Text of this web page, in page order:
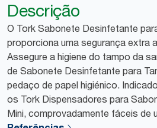
Descrição
O Tork Sabonete Desinfetante
proporciona uma segurança extra
Assegure a higiene do tampo da
de Sabonete Desinfetante para
pedaço de papel higiénico.
os Tork Dispensadores para
Mini, comprovadamente fáceis de